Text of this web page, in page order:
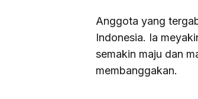
Anggota yang
Indonesia. Ia
semakin maju dan
membanggakan.